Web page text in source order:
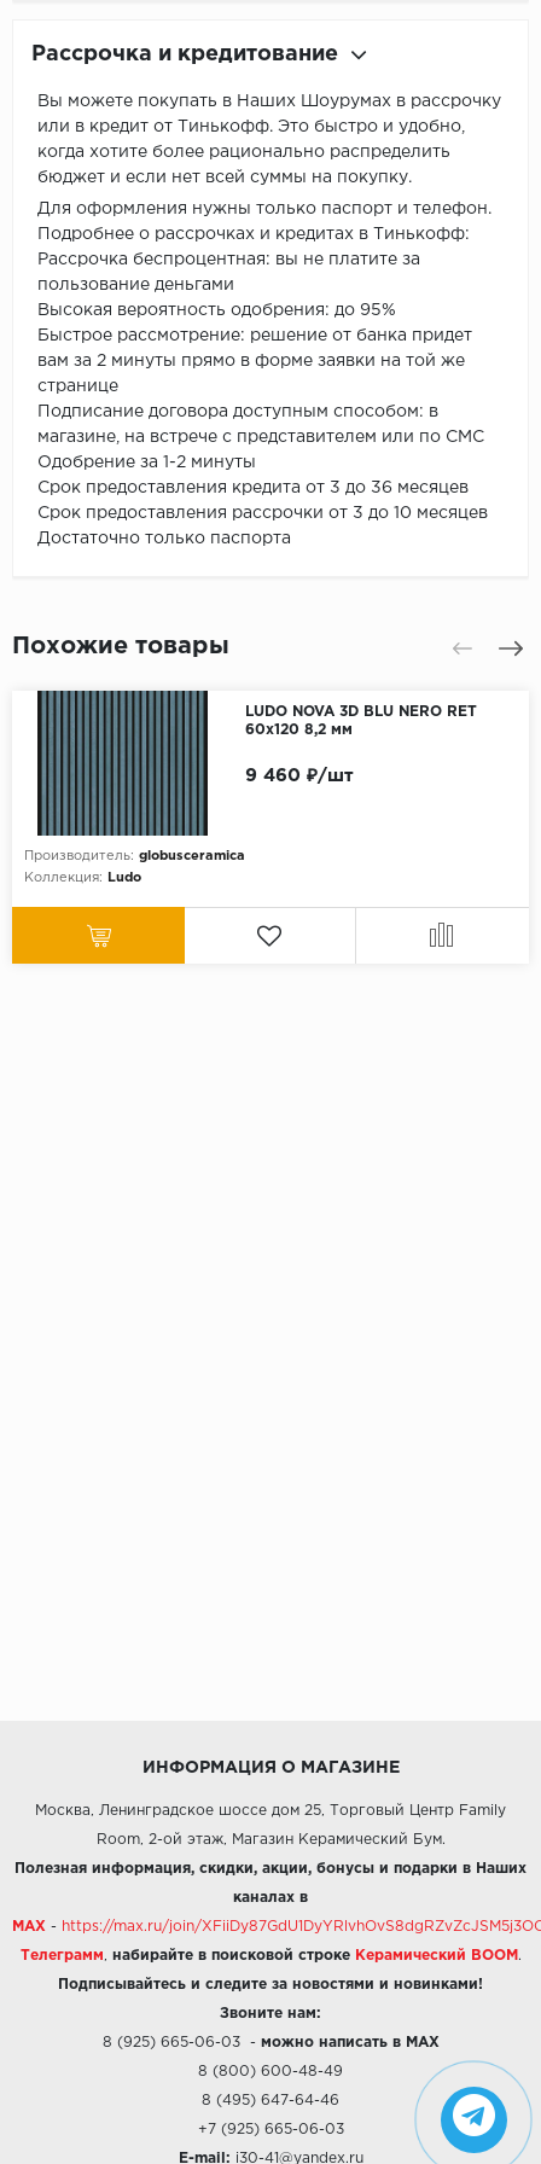
Рассрочка и кредитование
Вы можете покупать в Наших Шоурумах в рассрочку
или в кредит от Тинькофф. Это быстро и удобно,
когда хотите более рационально распределить
бюджет и если нет всей суммы на покупку.
Для оформления нужны только паспорт и телефон.
Подробнее о рассрочках и кредитах в Тинькофф:
Рассрочка беспроцентная: вы не платите за
пользование деньгами
Высокая вероятность одобрения: до 95%
Быстрое рассмотрение: решение от банка придет
вам за 2 минуты прямо в форме заявки на той же
странице
Подписание договора доступным способом: в
магазине, на встрече с представителем или по СМС
Одобрение за 1-2 минуты
Срок предоставления кредита от 3 до 36 месяцев
Срок предоставления рассрочки от 3 до 10 месяцев
Достаточно только паспорта
Похожие товары
LUDO NOVA 3D BLU NERO RET
60x120 8,2 мм
Производитель: globusceramica
Коллекция:
Ludo
9 460 ₽/шт
ИНФОРМАЦИЯ О МАГАЗИНЕ
Москва, Ленинградское шоссе дом 25, Торговый Центр Family
Room, 2-ой этаж, Магазин Керамический Бум.
Полезная информация, скидки, акции, бонусы и подарки в Наших
каналах в
MAX - https://max.ru/join/
Телеграмм набирайте в поисковой строке Керамический BOOM .
Подписывайтесь и следите за новостями и новинками!
Звоните нам:
8 (925) 665-06-03- можно написать в MAX
8 (800) 600-48-49
8 (495) 647-64-46
+7 (925) 665-06-03
E-mail: i30-41@yandex.ru